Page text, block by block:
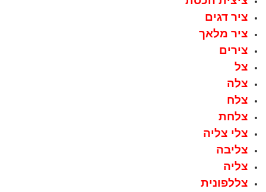
ציר דגים
ציר מלאך
צירים
צל
צלה
צלח
צלחת
צלי צליה
צליבה
צליה
צללפונית